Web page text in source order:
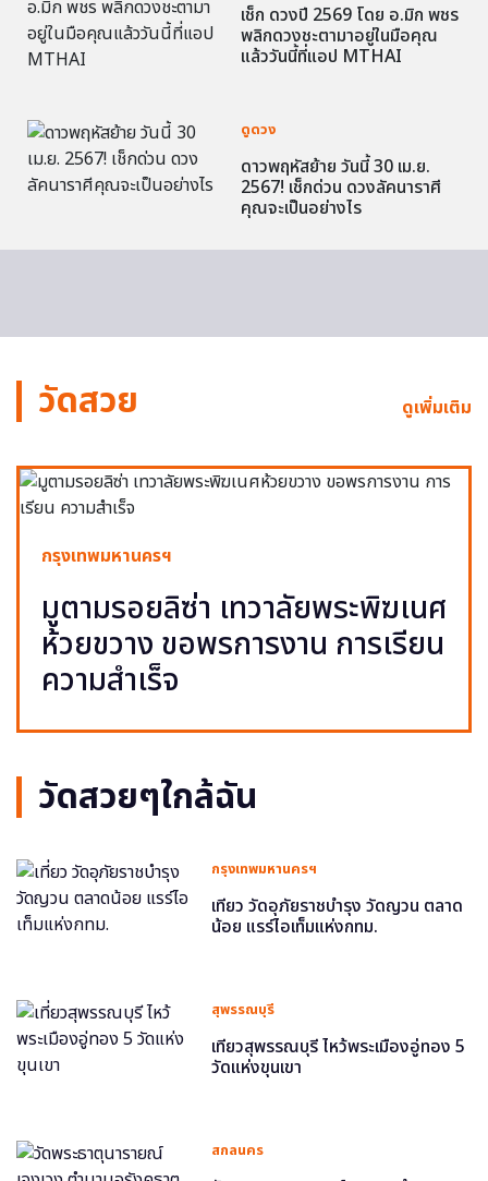
เช็ก ดวงปี 2569 โดย อ.มิก พชร
พลิกดวงชะตามาอยู่ในมือคุณ
แล้ววันนี้ที่แอป MTHAI
ดูดวง
ดาวพฤหัสย้าย วันนี้ 30 เม.ย.
2567! เช็กด่วน ดวงลัคนาราศี
คุณจะเป็นอย่างไร
วัดสวย ดูเพิ่มเติม
กรุงเทพมหานครฯ
มูตามรอยลิซ่า เทวาลัยพระพิฆเนศ
ห้วยขวาง ขอพรการงาน การเรียน
ความสำเร็จ
วัดสวยๆใกล้ฉัน
กรุงเทพมหานครฯ
เที่ยว วัดอุภัยราชบำรุง วัดญวน ตลาด
น้อย แรร์ไอเท็มแห่งกทม.
สุพรรณบุรี
เที่ยวสุพรรณบุรี ไหว้พระเมืองอู่ทอง 5
วัดแห่งขุนเขา
สกลนคร